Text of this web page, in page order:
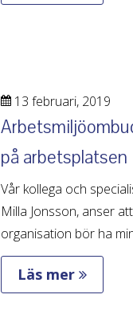
13 februari, 2019
på arbetsplatsen
Vår kollega och
Milla Jonsson, anser
organisation bör ha
Läs mer